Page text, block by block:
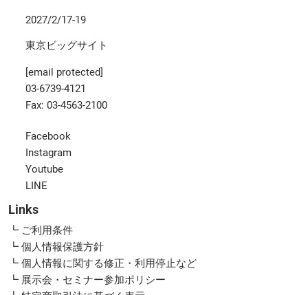
2027/2/17-19
東京ビッグサイト
[email protected]
03-6739-4121
Fax: 03-4563-2100
Facebook
Instagram
Youtube
LINE
Links
┗ ご利用条件
┗ 個人情報保護方針
┗ 個人情報に関する修正・利用停止など
┗ 展示会・セミナー参加ポリシー